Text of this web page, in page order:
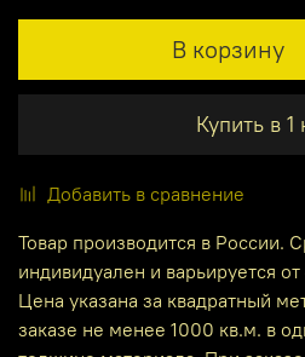
В корзину
Купить в 1
Добавить в сравнение
Товар производится в России.
индивидуален и варьируется
Цена указана за квадратный
заказе не менее 1000 кв.м. в